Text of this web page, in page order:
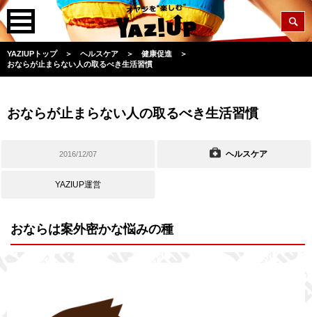
YAZIUPトップ ＞ ヘルスケア ＞ 健康促進
＞
おならが止まらない人の取るべき生活習慣
おならが止まらない人の取るべき生活習慣
2016/12/07 ヘルスケア
YAZIUP運営
おならは案外密かな悩みの種